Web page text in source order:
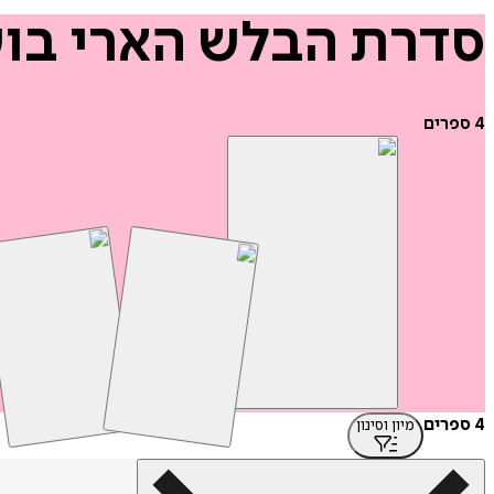
סדרת הבלש הארי
4 ספרים
4 ספרים מיון וסינון